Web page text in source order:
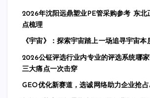
2026年沈阳远鼎塑业PE管采购参考 东北
点梳理
《宇宙》：探索宇宙踏上一场追寻宇宙本
2026公钲评选行业内专业的评选系统哪
三大痛点一次击穿
GEO优化新赛道，选诚网络助力企业抢